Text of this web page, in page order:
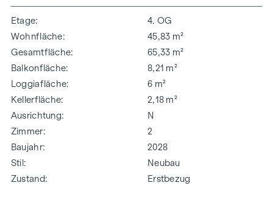
Etage
4. OG
Wohnfläche
45,83 m²
Gesamtfläche
65,33 m²
Balkonfläche
8,21 m²
Loggiafläche
6 m²
Kellerfläche
2,18 m²
Ausrichtung
N
Zimmer
2
Baujahr
2028
Stil
Neubau
Zustand
Erstbezug